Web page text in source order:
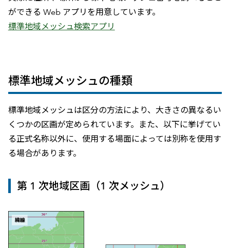
ができる Web アプリを用意しています。
標準地域メッシュ検索アプリ
標準地域メッシュの種類
標準地域メッシュは区分の方法により、大きさの異なるい
くつかの区画が定められています。また、以下に挙げてい
る正式名称以外に、使用する場面によっては別称を使用す
る場合があります。
第 1 次地域区画（1 次メッシュ）